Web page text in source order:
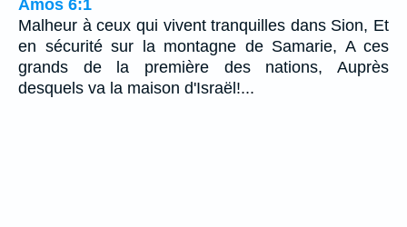
Amos 6:1
Malheur à ceux qui vivent tranquilles dans Sion, Et
en sécurité sur la montagne de Samarie, A ces
grands de la première des nations, Auprès
desquels va la maison d'Israël!...